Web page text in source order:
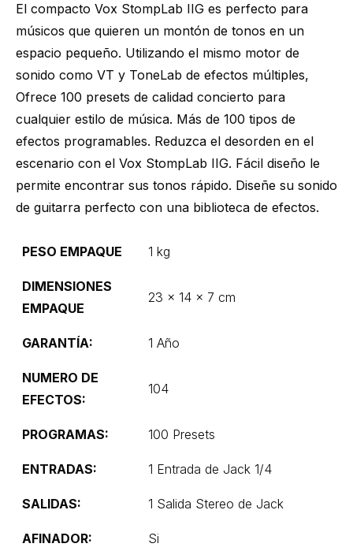
El compacto Vox StompLab IIG es perfecto para
músicos que quieren un montón de tonos en un
espacio pequeño. Utilizando el mismo motor de
sonido como VT y ToneLab de efectos múltiples,
Ofrece 100 presets de calidad concierto para
cualquier estilo de música. Más de 100 tipos de
efectos programables. Reduzca el desorden en el
escenario con el Vox StompLab IIG. Fácil diseño le
permite encontrar sus tonos rápido. Diseñe su sonido
de guitarra perfecto con una biblioteca de efectos.
PESO EMPAQUE 1 kg
DIMENSIONES
EMPAQUE
23 × 14 × 7 cm
GARANTÍA: 1 Año
NUMERO DE
EFECTOS:
104
PROGRAMAS: 100 Presets
ENTRADAS: 1 Entrada de Jack 1/4
SALIDAS: 1 Salida Stereo de Jack
AFINADOR: Si